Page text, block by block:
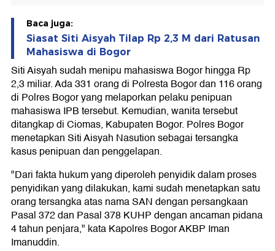
Baca juga:
Siasat Siti Aisyah Tilap Rp 2,3 M dari Ratusan
Mahasiswa di Bogor
Siti Aisyah sudah menipu mahasiswa Bogor hingga Rp
2,3 miliar. Ada 331 orang di Polresta Bogor dan 116 orang
di Polres Bogor yang melaporkan pelaku penipuan
mahasiswa IPB tersebut. Kemudian, wanita tersebut
ditangkap di Ciomas, Kabupaten Bogor. Polres Bogor
menetapkan Siti Aisyah Nasution sebagai tersangka
kasus penipuan dan penggelapan.
"Dari fakta hukum yang diperoleh penyidik dalam proses
penyidikan yang dilakukan, kami sudah menetapkan satu
orang tersangka atas nama SAN dengan persangkaan
Pasal 372 dan Pasal 378 KUHP dengan ancaman pidana
4 tahun penjara," kata Kapolres Bogor AKBP Iman
Imanuddin.